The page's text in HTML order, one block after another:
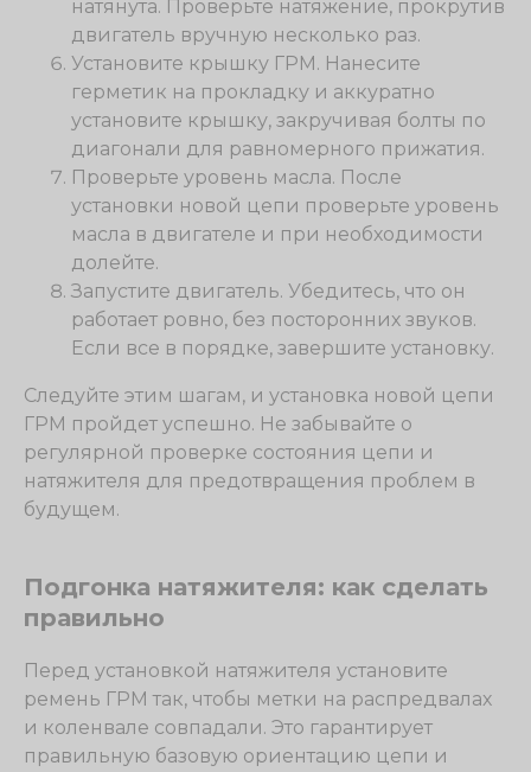
натянута. Проверьте натяжение, прокрутив
двигатель вручную несколько раз.
Установите крышку ГРМ. Нанесите
герметик на прокладку и аккуратно
установите крышку, закручивая болты по
диагонали для равномерного прижатия.
Проверьте уровень масла. После
установки новой цепи проверьте уровень
масла в двигателе и при необходимости
долейте.
Запустите двигатель. Убедитесь, что он
работает ровно, без посторонних звуков.
Если все в порядке, завершите установку.
Следуйте этим шагам, и установка новой цепи
ГРМ пройдет успешно. Не забывайте о
регулярной проверке состояния цепи и
натяжителя для предотвращения проблем в
будущем.
Подгонка натяжителя: как сделать
правильно
Перед установкой натяжителя установите
ремень ГРМ так, чтобы метки на распредвалах
и коленвале совпадали. Это гарантирует
правильную базовую ориентацию цепи и